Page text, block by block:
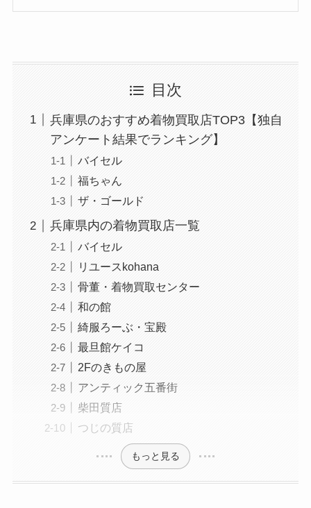
目次
兵庫県のおすすめ着物買取店TOP3【独自
アンケート結果でランキング】
バイセル
福ちゃん
ザ・ゴールド
兵庫県内の着物買取店一覧
バイセル
リユースkohana
骨董・着物買取センター
和の館
綺服ろーぶ・宝殿
最旦館ケイコ
2Fのきもの屋
アンティック五番街
柴田質店
つじの質店
もっと見る